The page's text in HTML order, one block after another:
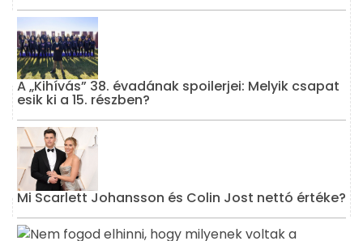
A „Kihívás” 38. évadának spoilerjei: Melyik csapat
esik ki a 15. részben?
Mi Scarlett Johansson és Colin Jost nettó értéke?